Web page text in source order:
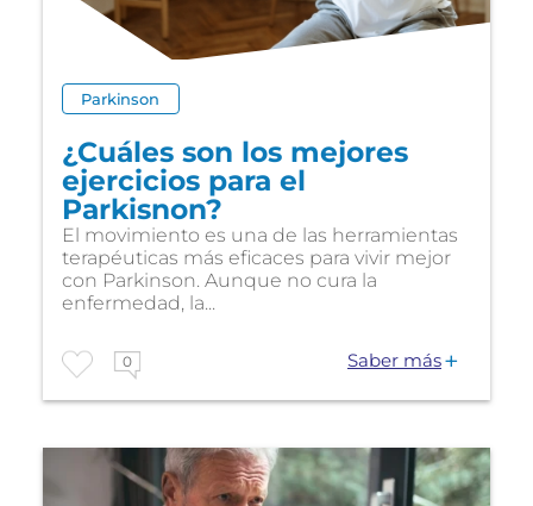
Parkinson
¿Cuáles son los mejores
ejercicios para el
Parkisnon?
El movimiento es una de las herramientas
terapéuticas más eficaces para vivir mejor
con Parkinson. Aunque no cura la
enfermedad, la...
0 Saber más